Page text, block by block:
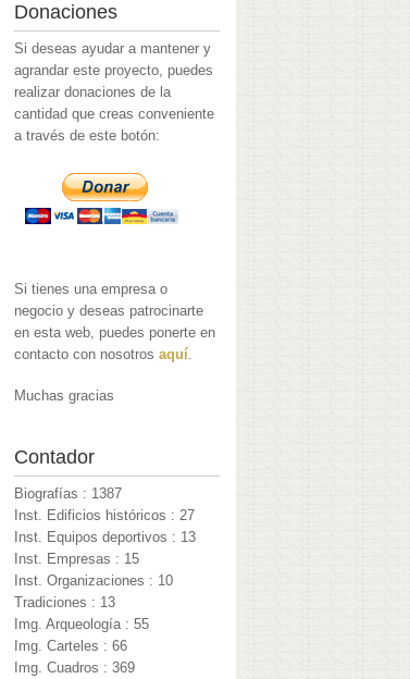
Donaciones
Si deseas ayudar a mantener y
agrandar este proyecto, puedes
realizar donaciones de la
cantidad que creas conveniente
a través de este botón:
Si tienes una empresa o
negocio y deseas patrocinarte
en esta web, puedes ponerte en
contacto con nosotrosaquí.
Muchas gracias
Contador
Biografías : 1387
Inst. Edificios históricos : 27
Inst. Equipos deportivos : 13
Inst. Empresas : 15
Inst. Organizaciones : 10
Tradiciones : 13
Img. Arqueología : 55
Img. Carteles : 66
Img. Cuadros : 369